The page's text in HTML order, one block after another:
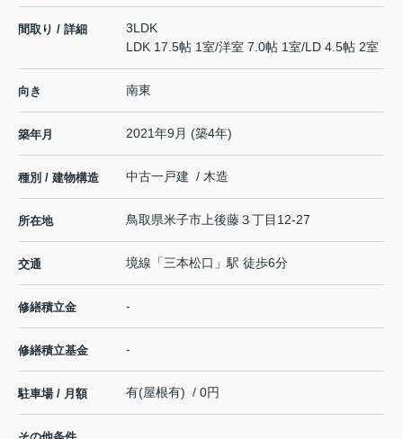
間取り / 詳細
3LDK
LDK 17.5帖 1室/洋室 7.0帖 1室/LD 4.5帖 2室
向き 南東
築年月 2021年9月 (築4年)
種別 / 建物構造 中古一戸建 / 木造
所在地 鳥取県米子市 上後藤３丁目12-27
交通 境線 「三本松口 」駅 徒歩6分
修繕積立金 -
修繕積立基金 -
駐車場 / 月額 有(屋根有) / 0円